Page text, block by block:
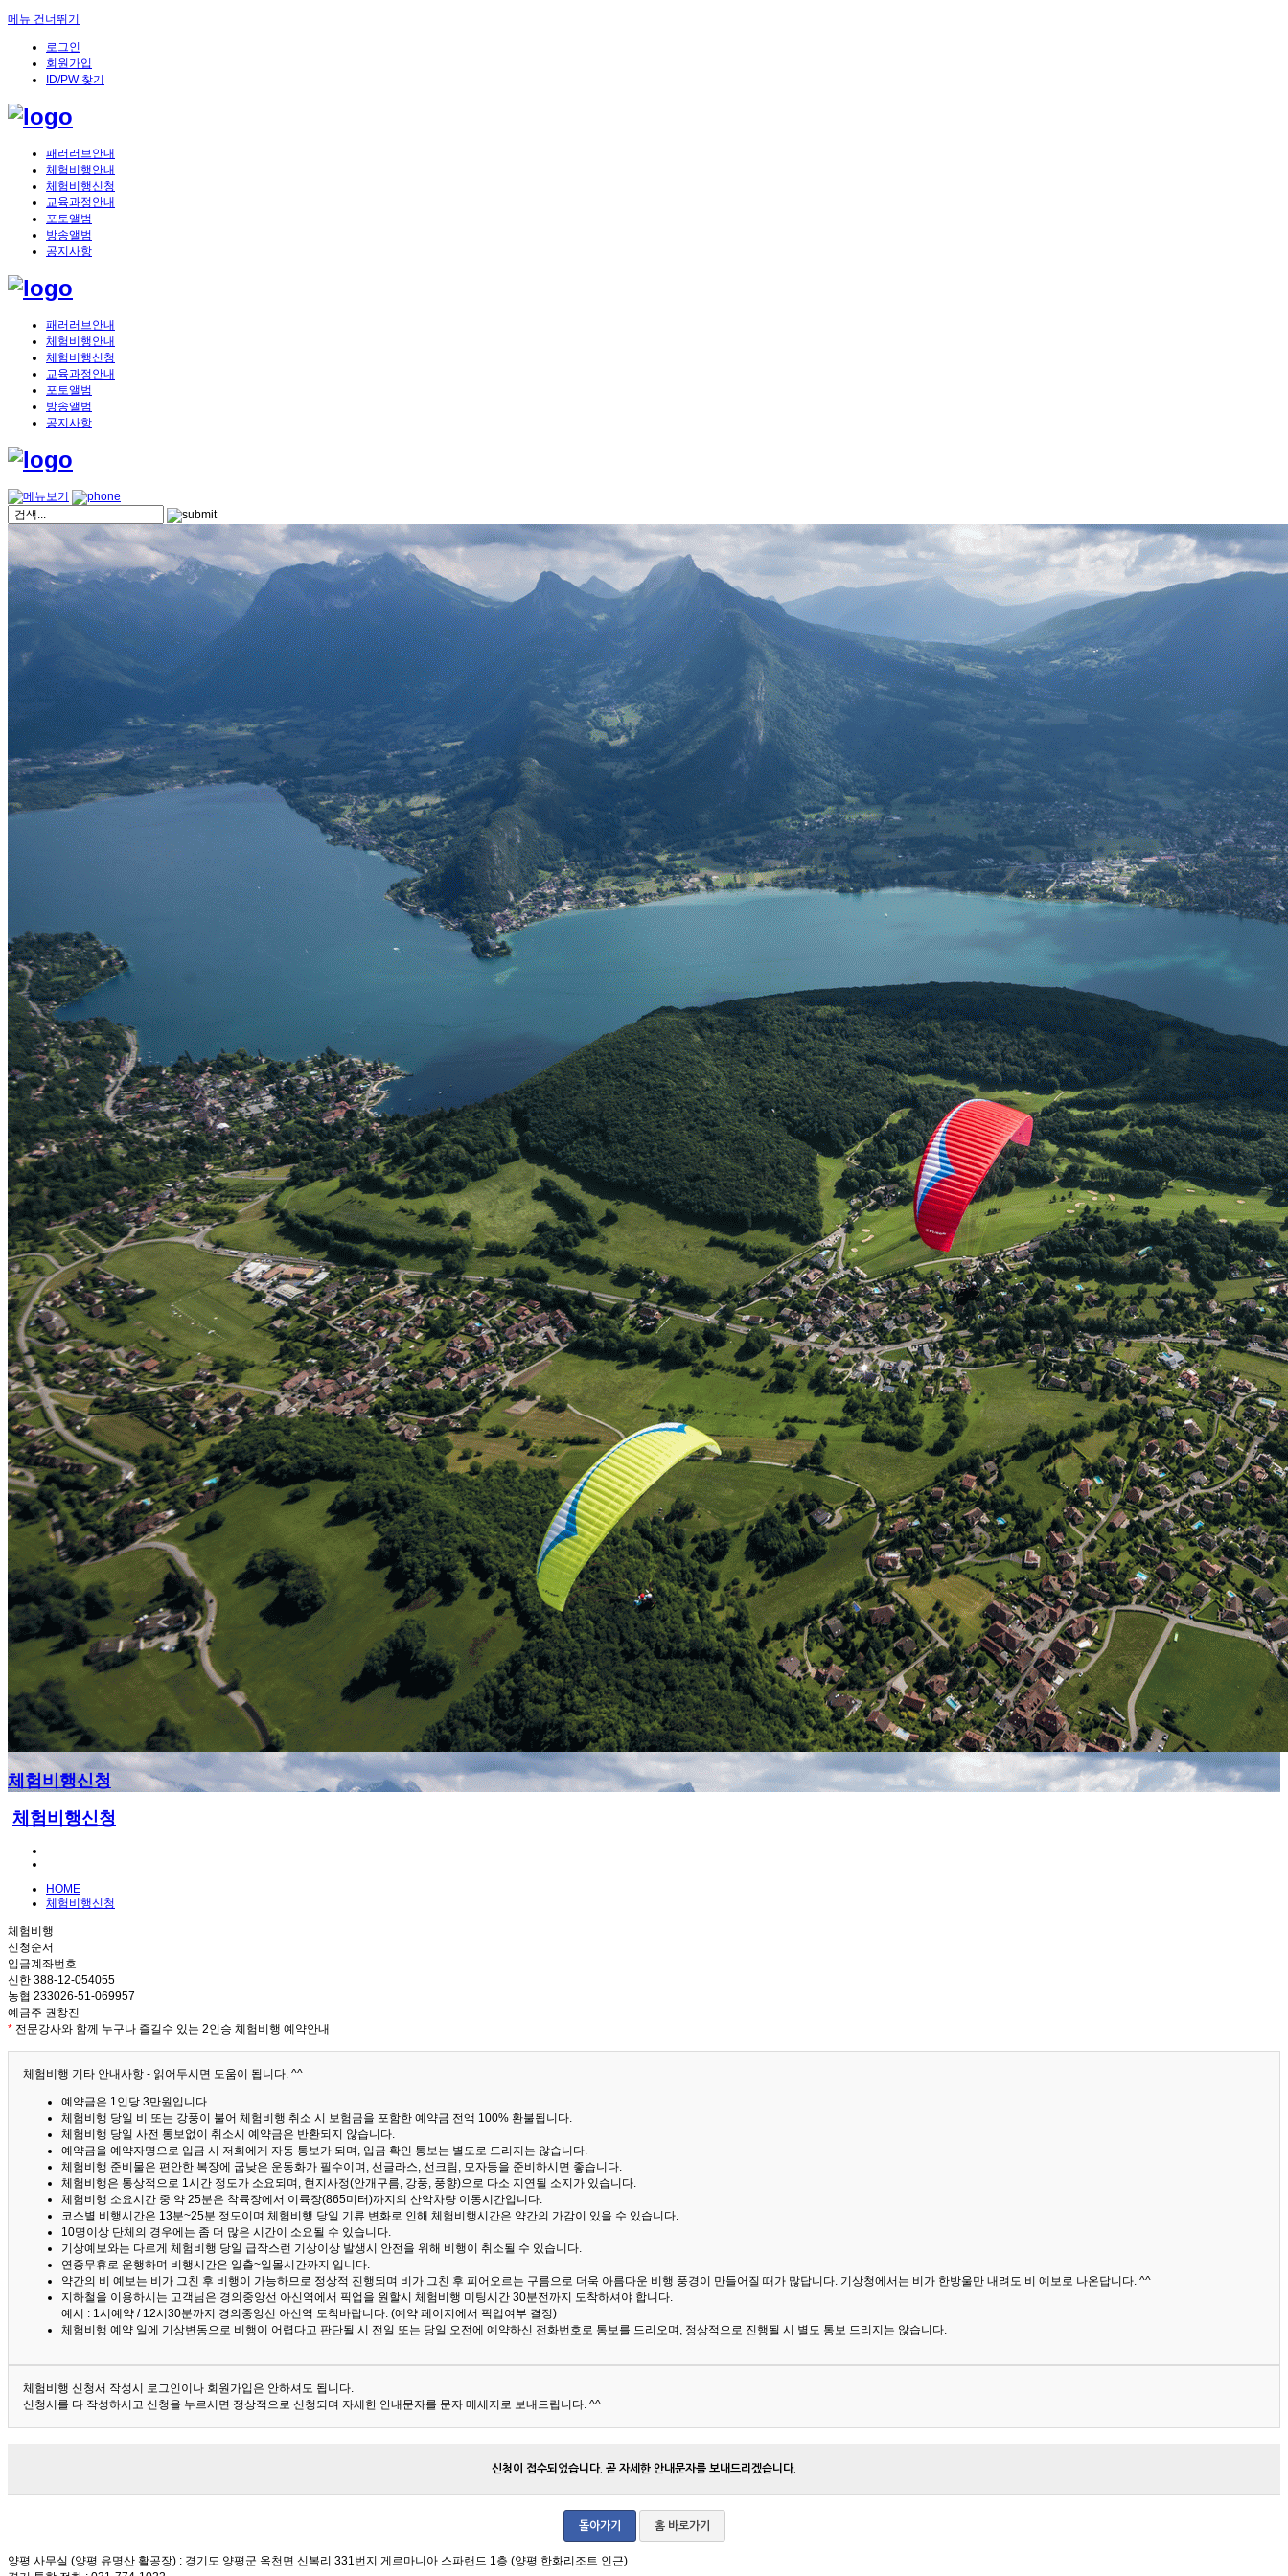
메뉴 건너뛰기
로그인
회원가입
ID/PW 찾기
패러러브안내
체험비행안내
체험비행신청
교육과정안내
포토앨범
방송앨범
공지사항
패러러브안내
체험비행안내
체험비행신청
교육과정안내
포토앨범
방송앨범
공지사항
체험비행신청
체험비행신청
HOME
체험비행신청
체험비행
신청순서
입금계좌번호
신한 388-12-054055
농협 233026-51-069957
예금주 권창진
* 전문강사와 함께 누구나 즐길수 있는 2인승 체험비행 예약안내
체험비행 기타 안내사항 - 읽어두시면 도움이 됩니다. ^^
예약금은 1인당 3만원입니다.
체험비행 당일 비 또는 강풍이 불어 체험비행 취소 시 보험금을 포함한 예약금 전액 100% 환불됩니다.
체험비행 당일 사전 통보없이 취소시 예약금은 반환되지 않습니다.
예약금을 예약자명으로 입금 시 저희에게 자동 통보가 되며, 입금 확인 통보는 별도로 드리지는 않습니다.
체험비행 준비물은 편안한 복장에 굽낮은 운동화가 필수이며, 선글라스, 선크림, 모자등을 준비하시면 좋습니다.
체험비행은 통상적으로 1시간 정도가 소요되며, 현지사정(안개구름, 강풍, 풍향)으로 다소 지연될 소지가 있습니다.
체험비행 소요시간 중 약 25분은 착륙장에서 이륙장(865미터)까지의 산악차량 이동시간입니다.
코스별 비행시간은 13분~25분 정도이며 체험비행 당일 기류 변화로 인해 체험비행시간은 약간의 가감이 있을 수 있습니다.
10명이상 단체의 경우에는 좀 더 많은 시간이 소요될 수 있습니다.
기상예보와는 다르게 체험비행 당일 급작스런 기상이상 발생시 안전을 위해 비행이 취소될 수 있습니다.
연중무휴로 운행하며 비행시간은 일출~일몰시간까지 입니다.
약간의 비 예보는 비가 그친 후 비행이 가능하므로 정상적 진행되며 비가 그친 후 피어오르는 구름으로 더욱 아름다운 비행 풍경이 만들어질 때가 많답니다. 기상청에서는 비가 한방울만 내려도 비 예보로 나온답니다. ^^
지하철을 이용하시는 고객님은 경의중앙선 아신역에서 픽업을 원할시 체험비행 미팅시간 30분전까지 도착하셔야 합니다.
예시 : 1시예약 / 12시30분까지 경의중앙선 아신역 도착바랍니다. (예약 페이지에서 픽업여부 결정)
체험비행 예약 일에 기상변동으로 비행이 어렵다고 판단될 시 전일 또는 당일 오전에 예약하신 전화번호로 통보를 드리오며, 정상적으로 진행될 시 별도 통보 드리지는 않습니다.
체험비행 신청서 작성시 로그인이나 회원가입은 안하셔도 됩니다.
신청서를 다 작성하시고 신청을 누르시면 정상적으로 신청되며 자세한 안내문자를 문자 메세지로 보내드립니다. ^^
신청이 접수되었습니다. 곧 자세한 안내문자를 보내드리겠습니다.
돌아가기 홈 바로가기
양평 사무실 (양평 유명산 활공장) : 경기도 양평군 옥천면 신복리 331번지 게르마니아 스파랜드 1층 (양평 한화리조트 인근)